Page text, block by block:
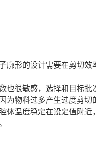
廓形的设计需要在剪切效
也很敏感，选择和目标批
为物料过多产生过度剪切
体温度稳定在设定值附近